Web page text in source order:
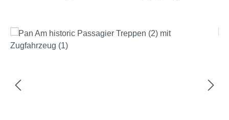
Bildergalerie überspringen